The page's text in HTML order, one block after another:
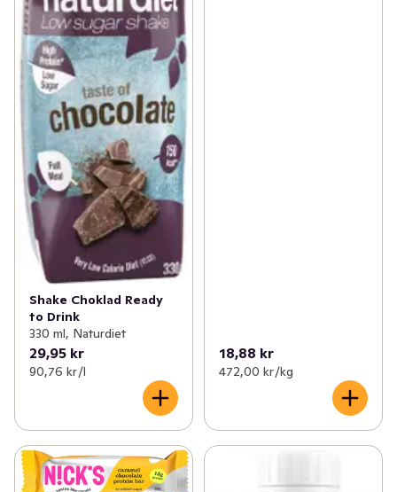
Shake Choklad Ready
to Drink
330 ml, Naturdiet
29,95 kr
90,76 kr /l
18,88 kr
472,00 kr /kg